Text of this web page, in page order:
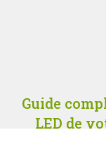
Guide
LED de